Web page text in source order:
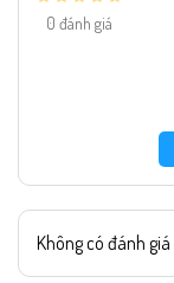
0 đánh giá
Không có đánh